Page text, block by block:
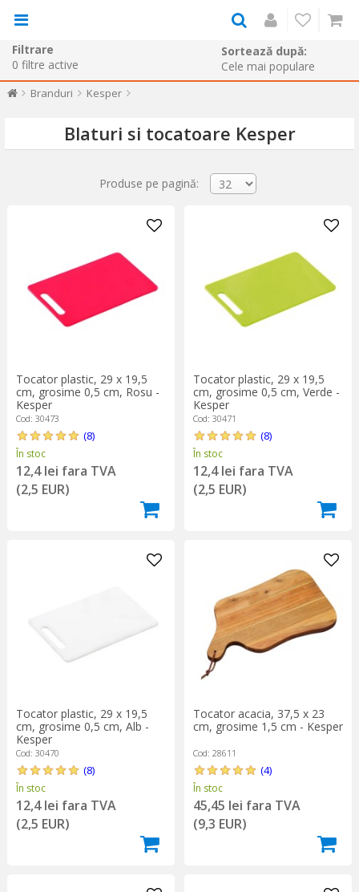
Filtrare
0 filtre active
Sortează după:
Branduri Kesper
Blaturi si tocatoare Kesper
Produse pe pagină:
Tocator plastic, 29 x 19,5
cm, grosime 0,5 cm, Rosu -
Kesper
Cod: 30473
(8)
În stoc
12,4 lei fara TVA
(2,5 EUR)
Tocator plastic, 29 x 19,5
cm, grosime 0,5 cm, Verde -
Kesper
Cod: 30471
(8)
În stoc
12,4 lei fara TVA
(2,5 EUR)
Tocator plastic, 29 x 19,5
cm, grosime 0,5 cm, Alb -
Kesper
Cod: 30470
(8)
În stoc
12,4 lei fara TVA
(2,5 EUR)
Tocator acacia, 37,5 x 23
cm, grosime 1,5 cm - Kesper
Cod: 28611
(4)
În stoc
45,45 lei fara TVA
(9,3 EUR)